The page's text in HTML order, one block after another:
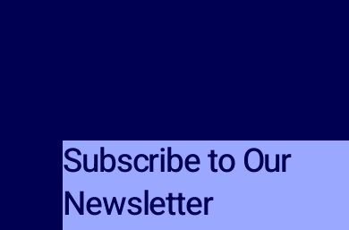
Subscribe to Our
Newsletter